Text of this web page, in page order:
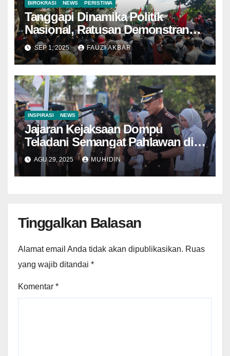
BIROKRASI NEWS PERISTIWA
Tanggapi Dinamika Politik
Nasional, Ratusan Demonstran
Turun Ke Jalan
SEP 1, 2025 FAUZI AKBAR
INSPIRASI NEWS
Jajaran Kejaksaan Dompu
Teladani Semangat Pahlawan di
Hari Lahir Kejaksaan
AGU 29, 2025 MUHIDIN
Tinggalkan Balasan
Alamat email Anda tidak akan dipublikasikan. Ruas
yang wajib ditandai *
Komentar *